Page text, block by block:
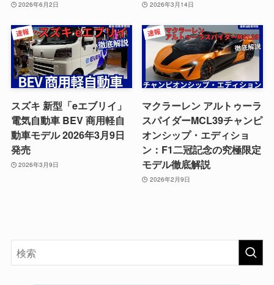
2026年6月2日 2026年3月14日
スズキ 新型「eエブリイ」
電気自動車 BEV 商用軽自
動車モデル 2026年3月9日
発売
2026年3月9日
マクラーレン アルトゥーラ
スパイダーMCL39チャンピ
オンシップ・エディショ
ン：F1二冠記念の究極限定
モデル徹底解説
2026年2月9日